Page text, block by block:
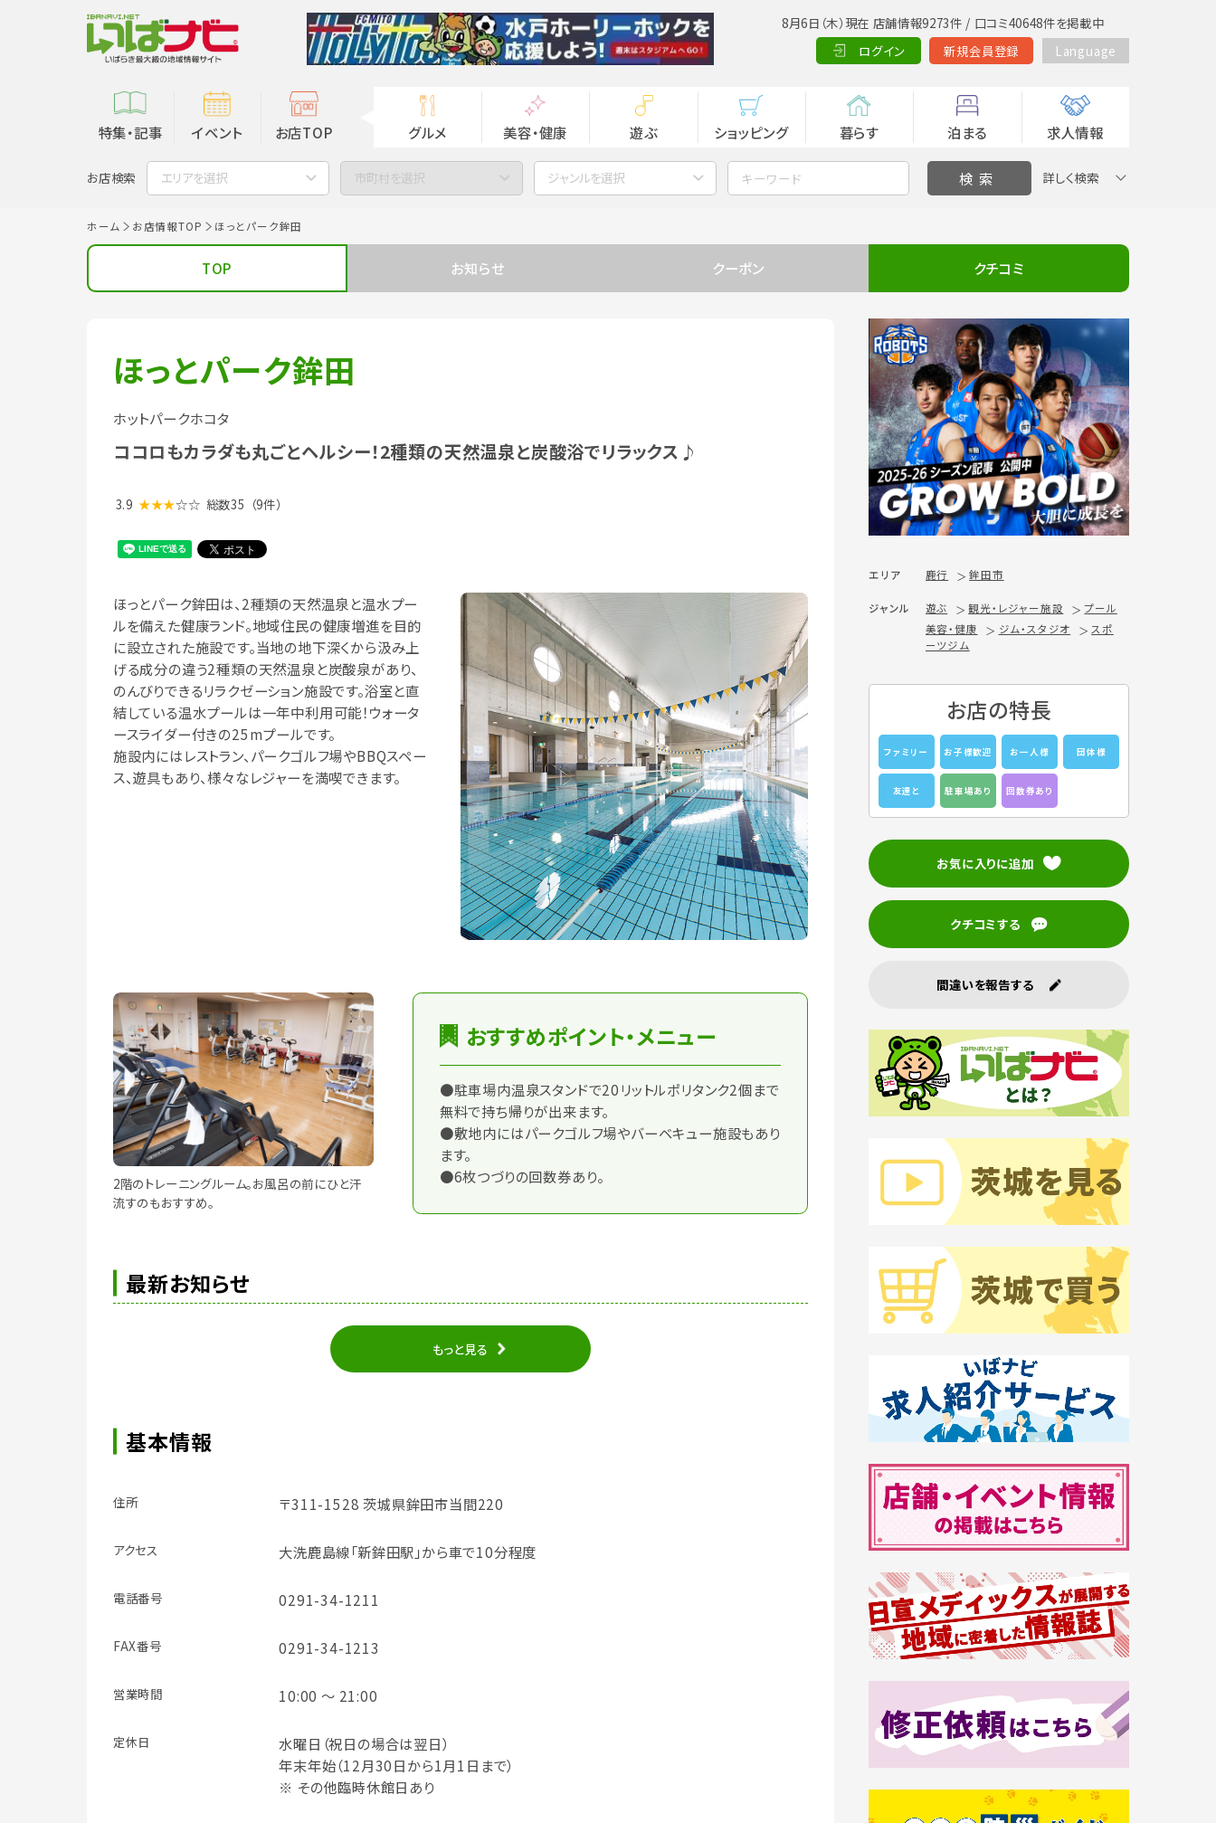
8月6日（木）現在 店舗情報9273件 / 口コミ40648件を掲載中
ログイン
新規会員登録 Language
特集・記事 イベント お店TOP グルメ 美容・健康 遊ぶ ショッピング 暮らす 泊まる 求人情報
お店検索 エリアを選択 市町村を選択 ジャンルを選択 詳しく検索
ホーム お店情報TOP ほっとパーク鉾田
TOP お知らせ クーポン クチコミ
ほっとパーク鉾田
ホットパークホコタ
ココロもカラダも丸ごとヘルシー！2種類の天然温泉と炭酸浴でリラックス♪
3.9 ★★★☆☆ 総数35 （9件）
ほっとパーク鉾田は、2種類の天然温泉と温水プー
ルを備えた健康ランド。地域住民の健康増進を目的
に設立された施設です。当地の地下深くから汲み上
げる成分の違う2種類の天然温泉と炭酸泉があり、
のんびりできるリラクゼーション施設です。浴室と直
結している温水プールは一年中利用可能！ウォータ
ースライダー付きの25mプールです。
施設内にはレストラン、パークゴルフ場やBBQスペー
ス、遊具もあり、様々なレジャーを満喫できます。
2階のトレーニングルーム。お風呂の前にひと汗
流すのもおすすめ。
おすすめポイント・メニュー
●駐車場内温泉スタンドで20リットルポリタンク2個まで
無料で持ち帰りが出来ます。
●敷地内にはパークゴルフ場やバーベキュー施設もあり
ます。
●6枚つづりの回数券あり。
最新お知らせ
もっと見る
基本情報
住所 〒311-1528 茨城県鉾田市当間220
アクセス 大洗鹿島線「新鉾田駅」から車で10分程度
電話番号 0291-34-1211
FAX番号 0291-34-1213
営業時間 10:00 ～ 21:00
定休日
水曜日（祝日の場合は翌日）
年末年始（12月30日から1月1日まで）
※ その他臨時休館日あり
エリア 鹿行 鉾田市
ジャンル 遊ぶ 観光・レジャー施設
プール
美容・健康
ジム・スタジオ
スポ
ーツジム
お店の特長
ファミリー お子様歓迎 お一人様 団体様
友達と 駐車場あり 回数券あり
お気に入りに追加
クチコミする
間違いを報告する